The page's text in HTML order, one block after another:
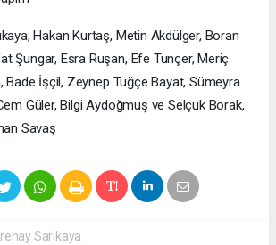
Hakan Kurtaş, Metin Akdülger, Boran
Şungar, Esra Ruşan, Efe Tunçer, Meriç
Bade İşçil, Zeynep Tuğçe Bayat, Sümeyra
Güler, Bilgi Aydoğmuş ve Selçuk Borak,
Savaş
Sarıkaya